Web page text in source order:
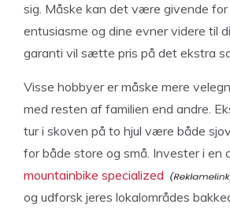
sig. Måske kan det være givende for
entusiasme og dine evner videre til
garanti vil sætte pris på det ekstra
Visse hobbyer er måske mere
med resten af familien end andre.
tur i skoven på to hjul være både
for både store og små. Invester i en
mountainbike specialized
og udforsk jeres lokalområdes